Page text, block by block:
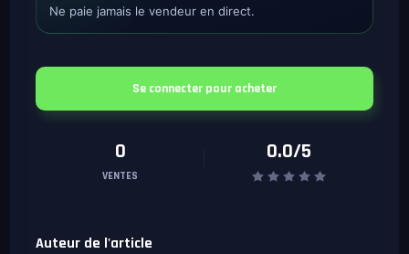
Ne paie jamais le vendeur en direct.
Se connecter pour acheter
0
VENTES
0.0/5
Auteur de l'article